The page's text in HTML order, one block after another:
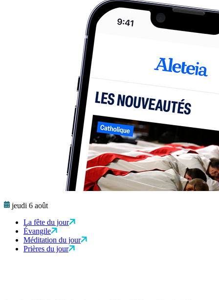
jeudi 6 août
La fête du jour
Évangile
Méditation du jour
Prières du jour